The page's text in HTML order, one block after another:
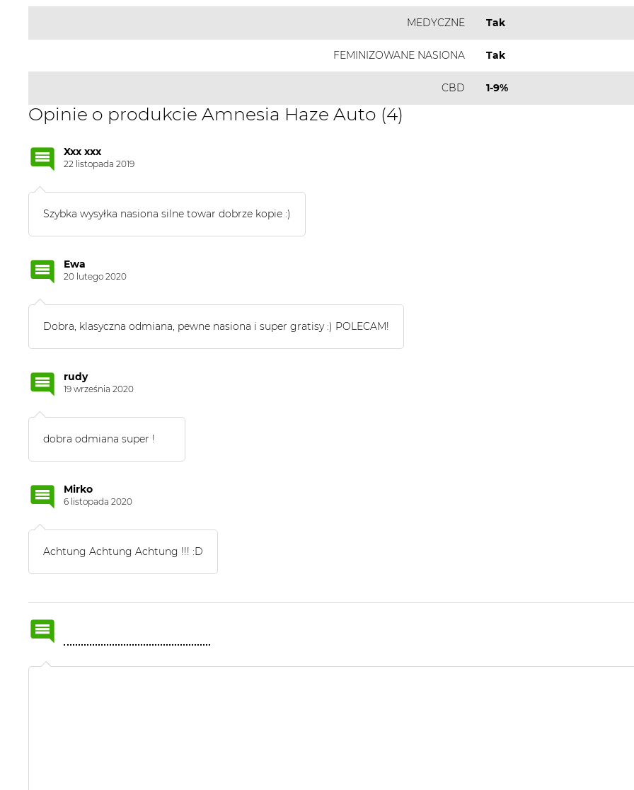
MEDYCZNE Tak
FEMINIZOWANE NASIONA Tak
CBD 1-9%
Opinie o produkcie Amnesia Haze Auto (4)
Xxx xxx
22 listopada 2019
Szybka wysyłka nasiona silne towar dobrze kopie :)
Ewa
20 lutego 2020
Dobra, klasyczna odmiana, pewne nasiona i super gratisy :) POLECAM!
rudy
19 września 2020
dobra odmiana super !
Mirko
6 listopada 2020
Achtung Achtung Achtung !!! :D